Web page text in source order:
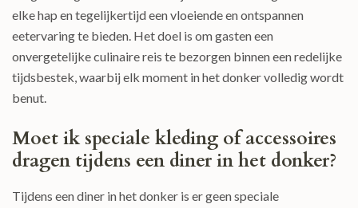
elke hap en tegelijkertijd een vloeiende en ontspannen
eetervaring te bieden. Het doel is om gasten een
onvergetelijke culinaire reis te bezorgen binnen een redelijke
tijdsbestek, waarbij elk moment in het donker volledig wordt
benut.
Moet ik speciale kleding of accessoires
dragen tijdens een diner in het donker?
Tijdens een diner in het donker is er geen speciale